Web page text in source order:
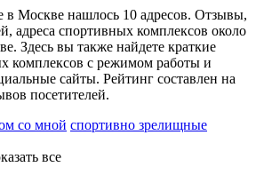
в Москве нашлось 10 адресов. Отзывы,
адреса спортивных комплексов около
Здесь вы также найдете краткие
комплексов с режимом работы и
сайты. Рейтинг составлен на
посетителей.
со мной спортивно зрелищные
все